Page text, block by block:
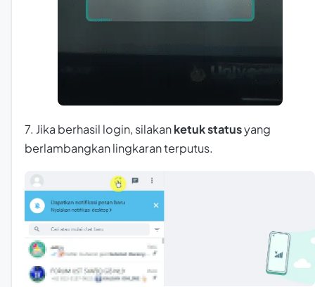
7. Jika berhasil login, silakanketuk statusyang
berlambangkan lingkaran terputus.